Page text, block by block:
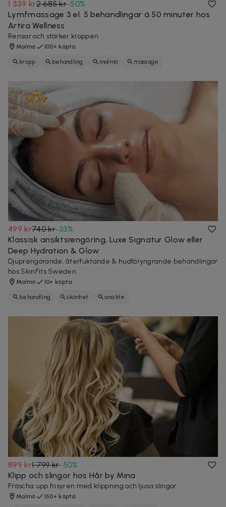
1 339 kr2 685 kr-50%
Lymfmassage 3 el. 5 behandlingar á 50 minuter hos
Artira Wellness
Rensar och stärker kroppen
Malmö 100+ köpta
kropp behandling malmö massage
499 kr740 kr-33%
Klassisk ansiktsrengöring, Luxe Signatur Glow eller
Deep Hydration & Glow
Djuprengörande, återfuktande & hudföryngrande behandlingar
hos SkinFits Sweden
Malmö 10+ köpta
behandling skönhet ansikte
899 kr1 799 kr-50%
Klipp och slingor hos Hår by Mina
Fräscha upp frisyren med klippning och ljusa slingor
Malmö 150+ köpta